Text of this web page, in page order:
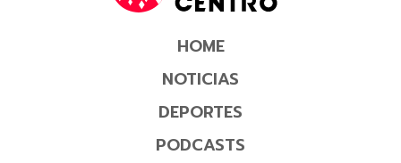
HOME
NOTICIAS
DEPORTES
PODCASTS